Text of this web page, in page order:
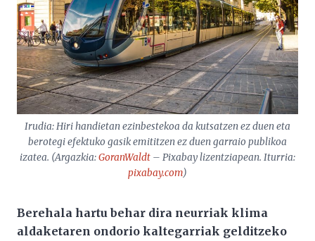
Irudia: Hiri handietan ezinbestekoa da kutsatzen ez duen eta
berotegi efektuko gasik emititzen ez duen garraio publikoa
izatea. (Argazkia:GoranWaldt – Pixabay lizentziapean. Iturria:
pixabay.com)
Berehala hartu behar dira neurriak klima
aldaketaren ondorio kaltegarriak gelditzeko